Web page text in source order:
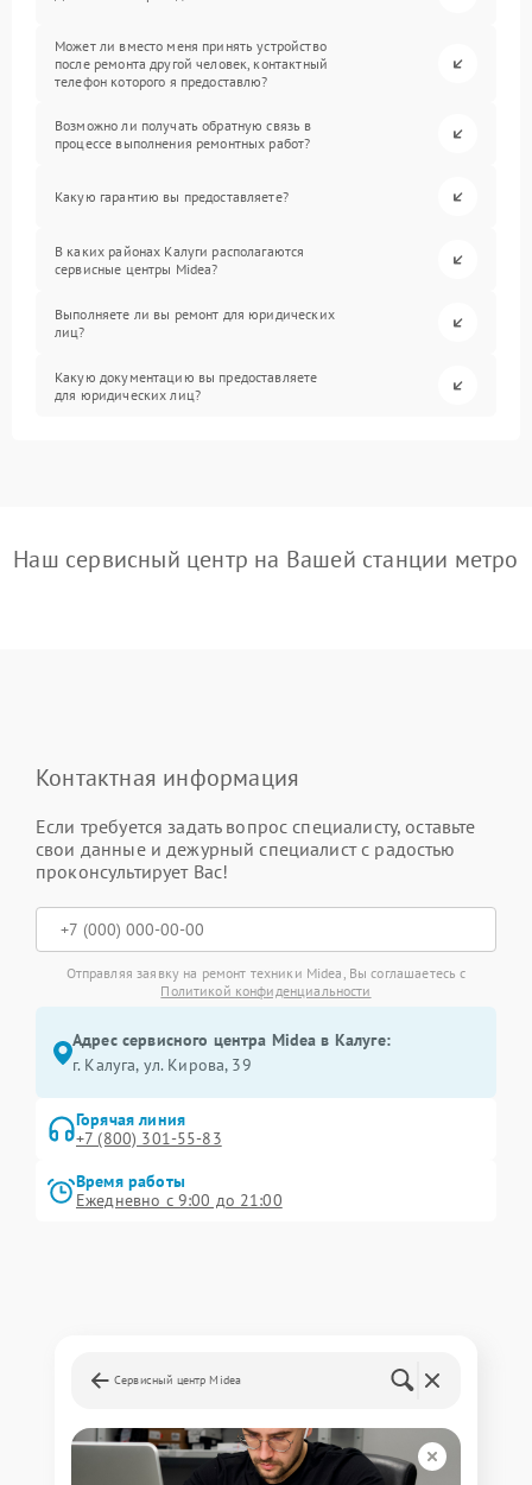
Может ли вместо меня принять устройство
после ремонта другой человек, контактный
телефон которого я предоставлю?
Возможно ли получать обратную связь в
процессе выполнения ремонтных работ?
Какую гарантию вы предоставляете?
В каких районах Калуги располагаются
сервисные центры Midea?
Выполняете ли вы ремонт для юридических
лиц?
Какую документацию вы предоставляете
для юридических лиц?
Наш сервисный центр на Вашей станции метро
Контактная информация
Если требуется задать вопрос специалисту, оставьте
свои данные и дежурный специалист с радостью
проконсультирует Вас!
Отправляя заявку на ремонт техники Midea, Вы соглашаетесь с
Политикой конфиденциальности
Адрес сервисного центра Midea в Калуге:
г. Калуга, ул. Кирова, 39
Горячая линия
+7 (800) 301-55-83
Время работы
Ежедневно с 9:00 до 21:00
Сервисный центр Midea